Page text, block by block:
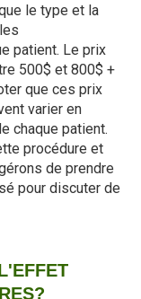
le type et la
patient. Le prix
500$ et 800$ +
que ces prix
varier en
chaque patient.
procédure et
de prendre
pour discuter de